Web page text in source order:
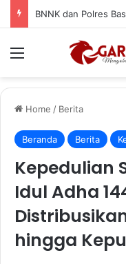
Menu
Home / Berita
Beranda Berita
Kepedulian
Idul Adha
hingga